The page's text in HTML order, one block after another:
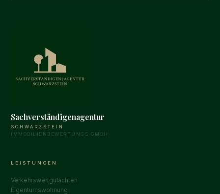
Sachverständigenagentur
SCHWARZSTEIN
IMMOBILIENBEWERTUNGS GMBH
LEISTUNGEN
Verkehrswertgutachten
Eigentumswohnung